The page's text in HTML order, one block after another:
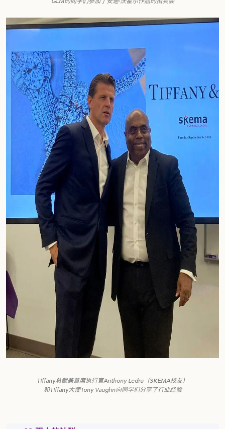
Tiffany总裁兼首席执行官Anthony Ledru（SKEMA校友）
和Tiffany大使Tony Vaughn向同学们分享了行业经验